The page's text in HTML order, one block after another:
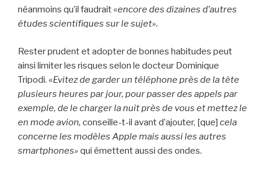
néanmoins qu’il faudrait «encore des dizaines d’autres
études scientifiques sur le sujet».
Rester prudent et adopter de bonnes habitudes peut
ainsi limiter les risques selon le docteur Dominique
Tripodi. «Evitez de garder un téléphone près de la tête
plusieurs heures par jour, pour passer des appels par
exemple, de le charger la nuit près de vous et mettez le
en mode avion, conseille-t-il avant d’ajouter, [que] cela
concerne les modèles Apple mais aussi les autres
smartphones» qui émettent aussi des ondes.